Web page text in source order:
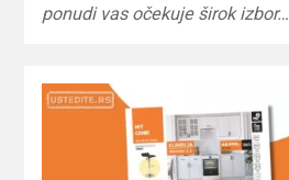
ponudi vas očekuje širok izbor…